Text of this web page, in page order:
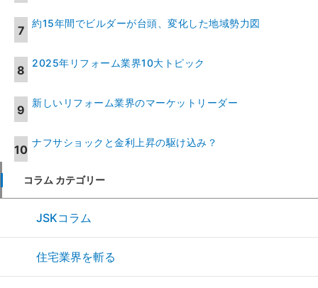
約15年間でビルダーが台頭、変化した地域勢力図
2025年リフォーム業界10大トピック
新しいリフォーム業界のマーケットリーダー
ナフサショックと金利上昇の駆け込み？
コラム カテゴリー
JSKコラム
住宅業界を斬る